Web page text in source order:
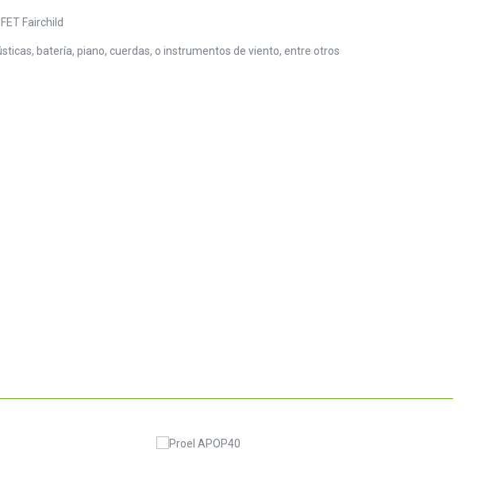
Fairchild
batería, piano, cuerdas, o instrumentos de viento, entre otros